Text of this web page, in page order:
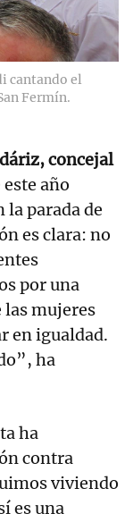
cantando el
Fermín.
concejal
año
parada de
es clara: no
por una
las mujeres
en igualdad.
ha
ha
contra
viviendo
es una